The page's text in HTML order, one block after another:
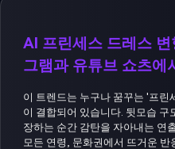
AI 프린세스 드레스
그램과 유튜브 쇼츠에
이 트렌드는 누구나 꿈꾸는 '프린
이 결합되어 있습니다. 뒷모습
장하는 순간 감탄을 자아내는 연
모든 연령, 문화권에서 뜨거운 반